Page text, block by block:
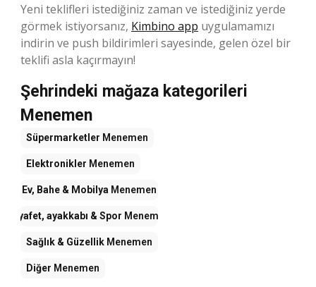
Yeni teklifleri istediğiniz zaman ve istediğiniz yerde
görmek istiyorsanız, Kimbino app uygulamamızı
indirin ve push bildirimleri sayesinde, gelen özel bir
teklifi asla kaçırmayın!
Şehrindeki mağaza kategorileri
Menemen
Süpermarketler Menemen
Elektronikler Menemen
Ev, Bahe & Mobilya Menemen
Kıyafet, ayakkabı & Spor Menemen
Sağlık & Güzellik Menemen
Diğer Menemen